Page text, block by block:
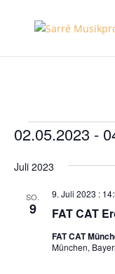
02.05.2023 -
wählen.
Juli 2023
SO.
9 FAT CAT
9. Juli 2023 :
FAT CAT
München,